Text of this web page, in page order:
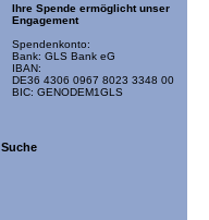
Ihre Spende ermöglicht unser
Engagement
Spendenkonto:
Bank: GLS Bank eG
IBAN:
DE36 4306 0967 8023 3348 00
BIC: GENODEM1GLS
Suche